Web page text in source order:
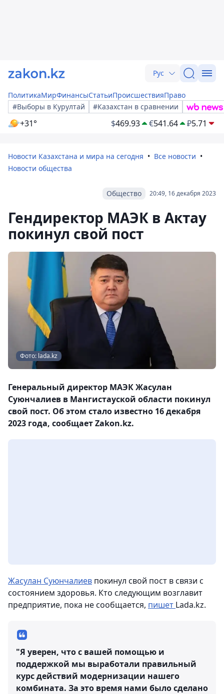
Рус
ПолитикаМирФинансыСтатьиПроисшествияПраво
#Выборы в Курултай
#Казахстан в сравнении
+31° $469.93 €541.64 ₽5.71
Новости Казахстана и мира на сегодня
Все новости
Новости общества
20:49, 16 декабря 2023
Общество
Гендиректор МАЭК в Актау
покинул свой пост
Фото: lada.kz
Генеральный директор МАЭК Жасулан
Суюнчалиев в Мангистауской области покинул
свой пост. Об этом стало известно 16 декабря
2023 года, сообщает Zakon.kz.
Жасулан Суюнчалиев покинул свой пост в связи с
состоянием здоровья. Кто следующим возглавит
предприятие, пока не сообщается, пишет Lada.kz.
"Я уверен, что с вашей помощью и
поддержкой мы выработали правильный
курс действий модернизации нашего
комбината. За это время нами было сделано